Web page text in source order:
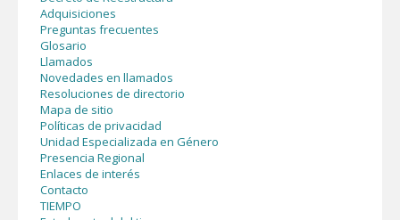
Adquisiciones
Preguntas frecuentes
Glosario
Llamados
Novedades en llamados
Resoluciones de directorio
Mapa de sitio
Políticas de privacidad
Unidad Especializada en Género
Presencia Regional
Enlaces de interés
Contacto
TIEMPO